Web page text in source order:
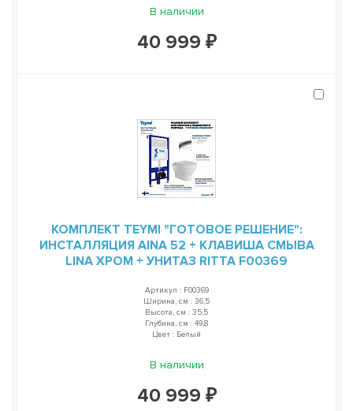
В наличии
40 999 ₽
КОМПЛЕКТ TEYMI "ГОТОВОЕ РЕШЕНИЕ":
ИНСТАЛЛЯЦИЯ AINA 52 + КЛАВИША СМЫВА
LINA ХРОМ + УНИТАЗ RITTA F00369
Артикул : F00369
Ширина, см : 36,5
Высота, см : 35,5
Глубина, см : 49,8
Цвет : Белый
В наличии
40 999 ₽